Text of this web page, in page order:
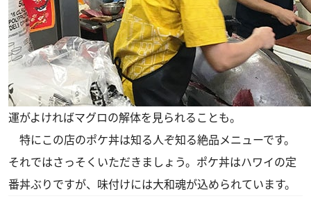
運がよければマグロの解体を見られることも。
特にこの店のポケ丼は知る人ぞ知る絶品メニューです。
それではさっそくいただきましょう。ポケ丼はハワイの定
番丼ぶりですが、味付けには大和魂が込められています。